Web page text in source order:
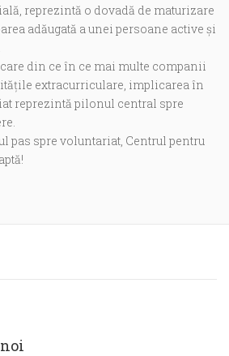
reprezintă o dovadă de maturizare
adăugată a unei persoane active și
din ce în ce mai multe companii
extracurriculare, implicarea în
reprezintă pilonul central spre
pas spre voluntariat, Centrul pentru